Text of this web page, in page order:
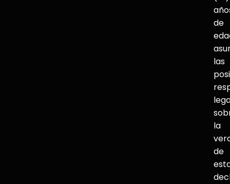
de
las
la
de